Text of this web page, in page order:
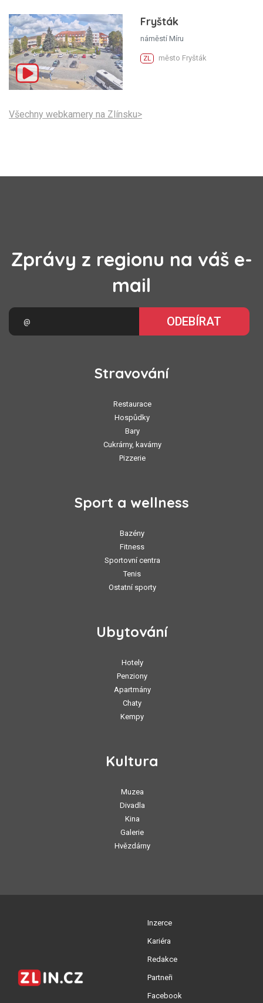
Fryšták
náměstí Míru
ZL město Fryšták
Všechny webkamery na Zlínsku>
Zprávy z regionu na váš e-
mail
ODEBÍRAT
Stravování
Restaurace
Hospůdky
Bary
Cukrárny, kavárny
Pizzerie
Sport a wellness
Bazény
Fitness
Sportovní centra
Tenis
Ostatní sporty
Ubytování
Hotely
Penziony
Apartmány
Chaty
Kempy
Kultura
Muzea
Divadla
Kina
Galerie
Hvězdárny
Inzerce
Kariéra
Redakce
Partneři
Facebook